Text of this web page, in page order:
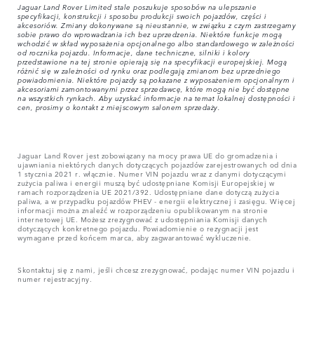
Jaguar Land Rover Limited stale poszukuje sposobów na ulepszanie
specyfikacji, konstrukcji i sposobu produkcji swoich pojazdów, części i
akcesoriów. Zmiany dokonywane są nieustannie, w związku z czym zastrzegamy
sobie prawo do wprowadzania ich bez uprzedzenia. Niektóre funkcje mogą
wchodzić w skład wyposażenia opcjonalnego albo standardowego w zależności
od rocznika pojazdu. Informacje, dane techniczne, silniki i kolory
przedstawione na tej stronie opierają się na specyfikacji europejskiej. Mogą
różnić się w zależności od rynku oraz podlegają zmianom bez uprzedniego
powiadomienia. Niektóre pojazdy są pokazane z wyposażeniem opcjonalnym i
akcesoriami zamontowanymi przez sprzedawcę, które mogą nie być dostępne
na wszystkich rynkach. Aby uzyskać informacje na temat lokalnej dostępności i
cen, prosimy o kontakt z miejscowym salonem sprzedaży.
Jaguar Land Rover jest zobowiązany na mocy prawa UE do gromadzenia i
ujawniania niektórych danych dotyczących pojazdów zarejestrowanych od dnia
1 stycznia 2021 r. włącznie. Numer VIN pojazdu wraz z danymi dotyczącymi
zużycia paliwa i energii muszą być udostępniane Komisji Europejskiej w
ramach rozporządzenia UE 2021/392. Udostępniane dane dotyczą zużycia
paliwa, a w przypadku pojazdów PHEV - energii elektrycznej i zasięgu. Więcej
informacji można znaleźć w rozporządzeniu opublikowanym na stronie
internetowej UE. Możesz zrezygnować z udostępniania Komisji danych
dotyczących konkretnego pojazdu. Powiadomienie o rezygnacji jest
wymagane przed końcem marca, aby zagwarantować wykluczenie.
Skontaktuj się z nami, jeśli chcesz zrezygnować, podając numer VIN pojazdu i
numer rejestracyjny.